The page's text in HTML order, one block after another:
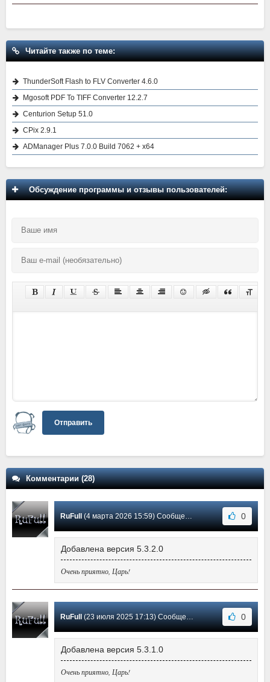
Читайте также по теме:
ThunderSoft Flash to FLV Converter 4.6.0
Mgosoft PDF To TIFF Converter 12.2.7
Centurion Setup 51.0
CPix 2.9.1
ADManager Plus 7.0.0 Build 7062 + x64
Обсуждение программы и отзывы пользователей:
Отправить
Комментарии (28)
RuFull(4 марта 2026 15:59) Сообщение #28 0
Добавлена версия 5.3.2.0
Очень приятно, Царь!
RuFull(23 июля 2025 17:13) Сообщение #27 0
Добавлена версия 5.3.1.0
Очень приятно, Царь!